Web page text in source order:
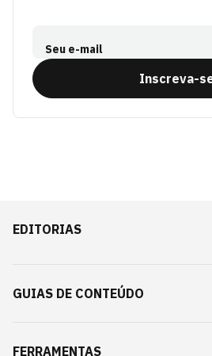
Seu e-mail
Inscreva-
EDITORIAS
GUIAS DE CONTEÚDO
FERRAMENTAS